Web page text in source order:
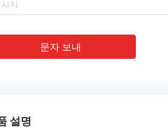
문자 보내
설명